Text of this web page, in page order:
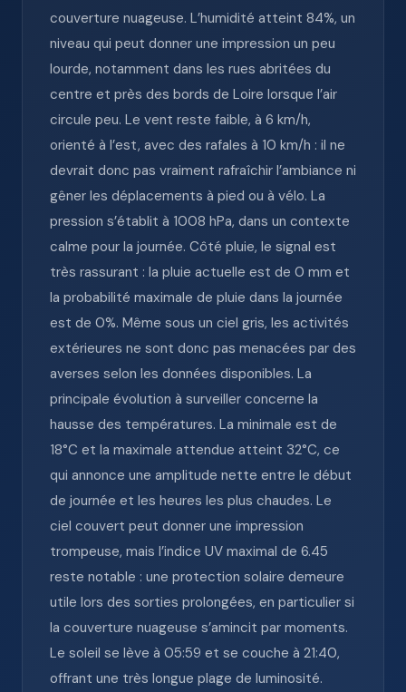
couverture nuageuse. L’humidité atteint 84%, un
niveau qui peut donner une impression un peu
lourde, notamment dans les rues abritées du
centre et près des bords de Loire lorsque l’air
circule peu. Le vent reste faible, à 6 km/h,
orienté à l’est, avec des rafales à 10 km/h : il ne
devrait donc pas vraiment rafraîchir l’ambiance ni
gêner les déplacements à pied ou à vélo. La
pression s’établit à 1008 hPa, dans un contexte
calme pour la journée. Côté pluie, le signal est
très rassurant : la pluie actuelle est de 0 mm et
la probabilité maximale de pluie dans la journée
est de 0%. Même sous un ciel gris, les activités
extérieures ne sont donc pas menacées par des
averses selon les données disponibles. La
principale évolution à surveiller concerne la
hausse des températures. La minimale est de
18°C et la maximale attendue atteint 32°C, ce
qui annonce une amplitude nette entre le début
de journée et les heures les plus chaudes. Le
ciel couvert peut donner une impression
trompeuse, mais l’indice UV maximal de 6.45
reste notable : une protection solaire demeure
utile lors des sorties prolongées, en particulier si
la couverture nuageuse s’amincit par moments.
Le soleil se lève à 05:59 et se couche à 21:40,
offrant une très longue plage de luminosité.